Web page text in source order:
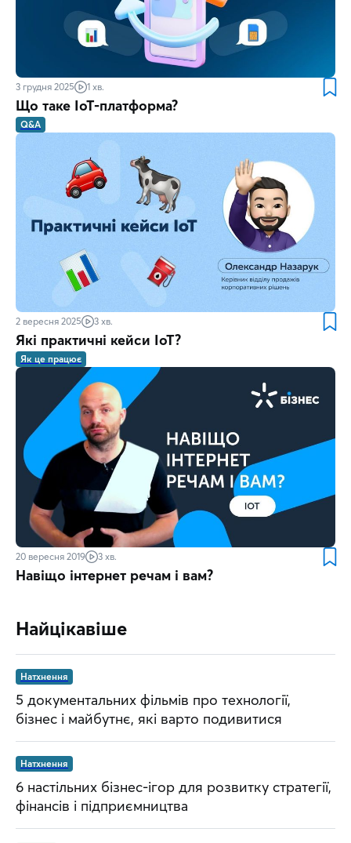
3 грудня 2025 1 хв.
Що таке IoT-платформа?
Q&A
2 вересня 2025 3 хв.
Які практичні кейси IoT?
Як це працює
20 вересня 2019 3 хв.
Навіщо інтернет речам і вам?
Найцікавіше
Натхнення
5 документальних фільмів про технології,
бізнес і майбутнє, які варто подивитися
Натхнення
6 настільних бізнес-ігор для розвитку стратегії,
фінансів і підприємництва